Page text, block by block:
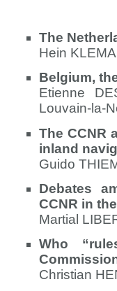
The
Hein
Belgium,
Etienne
Louvain-la-
The CCNR
inland
Guido
Debates
CCNR in
Martial
Who
Christian